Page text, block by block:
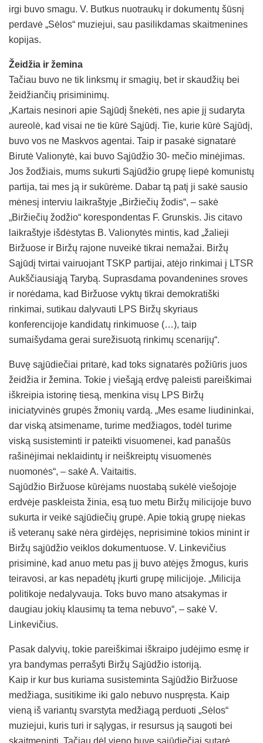
irgi buvo smagu. V. Butkus nuotraukų ir dokumentų šūsnį
perdavė „Sėlos“ muziejui, sau pasilikdamas skaitmenines
kopijas.
Žeidžia ir žemina
Tačiau buvo ne tik linksmų ir smagių, bet ir skaudžių bei
žeidžiančių prisiminimų.
„Kartais nesinori apie Sąjūdį šnekėti, nes apie jį sudaryta
aureolė, kad visai ne tie kūrė Sąjūdį. Tie, kurie kūrė Sąjūdį,
buvo vos ne Maskvos agentai. Taip ir pasakė signatarė
Birutė Valionytė, kai buvo Sąjūdžio 30- mečio minėjimas.
Jos žodžiais, mums sukurti Sąjūdžio grupę liepė komunistų
partija, tai mes ją ir sukūrėme. Dabar tą patį ji sakė sausio
mėnesį interviu laikraštyje „Biržiečių žodis“, – sakė
„Biržiečių žodžio“ korespondentas F. Grunskis. Jis citavo
laikraštyje išdėstytas B. Valionytės mintis, kad „žalieji
Biržuose ir Biržų rajone nuveikė tikrai nemažai. Biržų
Sąjūdį tvirtai vairuojant TSKP partijai, atėjo rinkimai į LTSR
Aukščiausiąją Tarybą. Suprasdama povandenines sroves
ir norėdama, kad Biržuose vyktų tikrai demokratiški
rinkimai, sutikau dalyvauti LPS Biržų skyriaus
konferencijoje kandidatų rinkimuose (…), taip
sumaišydama gerai surežisuotą rinkimų scenarijų“.
Buvę sąjūdiečiai pritarė, kad toks signatarės požiūris juos
žeidžia ir žemina. Tokie į viešąją erdvę paleisti pareiškimai
iškreipia istorinę tiesą, menkina visų LPS Biržų
iniciatyvinės grupės žmonių vardą. „Mes esame liudininkai,
dar viską atsimename, turime medžiagos, todėl turime
viską susisteminti ir pateikti visuomenei, kad panašūs
rašinėjimai neklaidintų ir neiškreiptų visuomenės
nuomonės“, – sakė A. Vaitaitis.
Sąjūdžio Biržuose kūrėjams nuostabą sukėlė viešojoje
erdvėje paskleista žinia, esą tuo metu Biržų milicijoje buvo
sukurta ir veikė sąjūdiečių grupė. Apie tokią grupę niekas
iš veteranų sakė nėra girdėjęs, neprisiminė tokios minint ir
Biržų sąjūdžio veiklos dokumentuose. V. Linkevičius
prisiminė, kad anuo metu pas jį buvo atėjęs žmogus, kuris
teiravosi, ar kas nepadėtų įkurti grupę milicijoje. „Milicija
politikoje nedalyvauja. Toks buvo mano atsakymas ir
daugiau jokių klausimų ta tema nebuvo“, – sakė V.
Linkevičius.
Pasak dalyvių, tokie pareiškimai iškraipo judėjimo esmę ir
yra bandymas perrašyti Biržų Sąjūdžio istoriją.
Kaip ir kur bus kuriama susisteminta Sąjūdžio Biržuose
medžiaga, susitikime iki galo nebuvo nuspręsta. Kaip
vieną iš variantų svarstyta medžiagą perduoti „Sėlos“
muziejui, kuris turi ir sąlygas, ir resursus ją saugoti bei
skaitmeninti. Tačiau dėl vieno buvę sąjūdiečiai sutarė